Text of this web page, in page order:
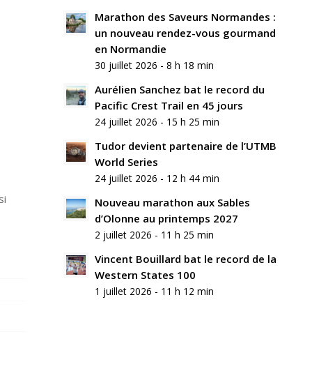
Laisser
commentaire
Rejoindre
Nom
*
mail
*
Marathon des Saveurs Normandes :
un nouveau rendez-vous gourmand
en Normandie
30 juillet 2026 - 8 h 18 min
Aurélien Sanchez bat le record du
Pacific Crest Trail en 45 jours
24 juillet 2026 - 15 h 25 min
Tudor devient partenaire de l’UTMB
World Series
24 juillet 2026 - 12 h 44 min
Nouveau marathon aux Sables
d’Olonne au printemps 2027
2 juillet 2026 - 11 h 25 min
Vincent Bouillard bat le record de la
Western States 100
1 juillet 2026 - 11 h 12 min